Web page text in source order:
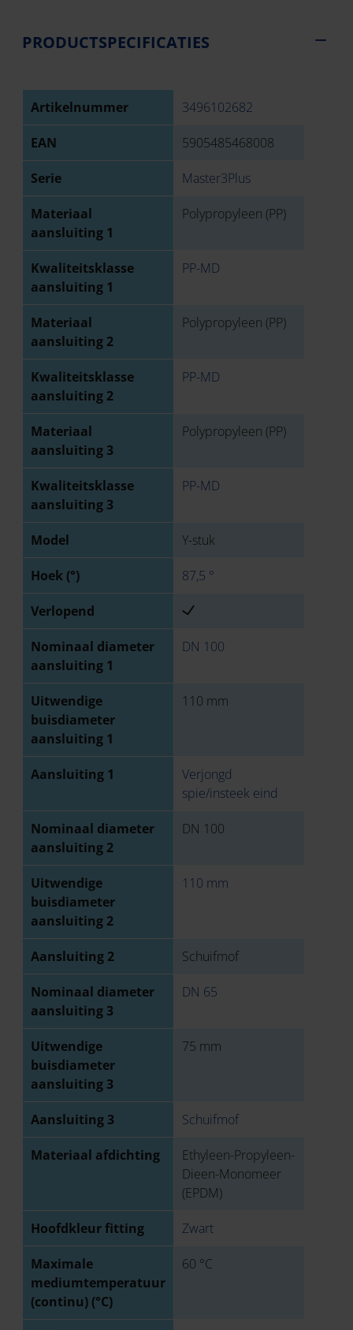
PRODUCTSPECIFICATIES
Artikelnummer 3496102682
EAN 5905485468008
Serie Master3Plus
Materiaal
aansluiting 1
Polypropyleen (PP)
Kwaliteitsklasse
aansluiting 1
PP-MD
Materiaal
aansluiting 2
Polypropyleen (PP)
Kwaliteitsklasse
aansluiting 2
PP-MD
Materiaal
aansluiting 3
Polypropyleen (PP)
Kwaliteitsklasse
aansluiting 3
PP-MD
Model Y-stuk
Hoek (°) 87,5 °
Verlopend
Nominaal diameter
aansluiting 1
DN 100
Uitwendige
buisdiameter
aansluiting 1
110 mm
Aansluiting 1
Verjongd
spie/insteek eind
Nominaal diameter
aansluiting 2
DN 100
Uitwendige
buisdiameter
aansluiting 2
110 mm
Aansluiting 2 Schuifmof
Nominaal diameter
aansluiting 3
DN 65
Uitwendige
buisdiameter
aansluiting 3
75 mm
Aansluiting 3 Schuifmof
Materiaal afdichting
Ethyleen-Propyleen-
Dieen-Monomeer
(EPDM)
Hoofdkleur fitting Zwart
Maximale
mediumtemperatuur
(continu) (°C)
60 °C